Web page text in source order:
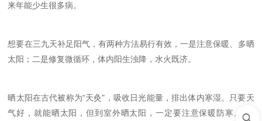
来年能少生很多病。
想要在三九天补足阳气，有两种方法易行有效，一是注意保暖、多晒
太阳；二是修复微循环，体内阳生浊降，水火既济。
晒太阳在古代被称为“天灸"，吸收日光能量，排出体内寒湿。只要天
气好，就能晒太阳，但到室外晒太阳，一定要注意保暖防寒。“三